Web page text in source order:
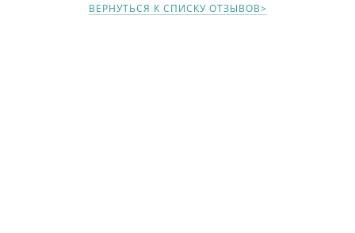
ВЕРНУТЬСЯ К СПИСКУ ОТЗЫВОВ